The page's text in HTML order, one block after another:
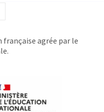
française agrée par le